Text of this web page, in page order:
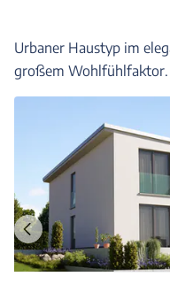
Urbaner Haustyp im
großem Wohlfühlfaktor.
Vorheriges
Haus